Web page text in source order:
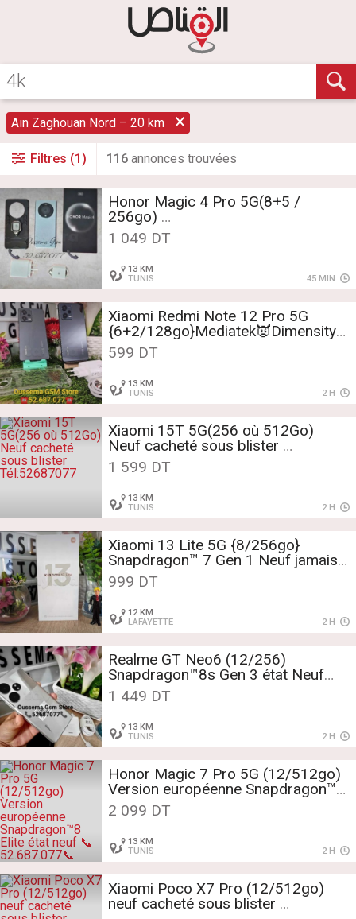
Ain Zaghouan Nord – 20 km
Filtres (1) 116 annonces trouvées
Honor Magic 4 Pro 5G(8+5 /
256go)
Qualcomm®Snapdragon™8 Gen 1
état neuf
Tél:52.687.077📞
1 049 DT
13 KM
TUNIS
45 MIN
Xiaomi Redmi Note 12 Pro 5G
{6+2/128go}Mediatek👿Dimensity
1080 neuf cacheté
Tél:52687077📞
599 DT
13 KM
TUNIS
2 H
Xiaomi 15T 5G(256 où 512Go)
Neuf cacheté sous blister
Tél:52687077
1 599 DT
13 KM
TUNIS
2 H
Xiaomi 13 Lite 5G {8/256go}
Snapdragon™ 7 Gen 1 Neuf jamais
servie
Tèl:52687077
999 DT
12 KM
LAFAYETTE
2 H
Realme GT Neo6 (12/256)
Snapdragon™8s Gen 3 état Neuf
Tél:52687077
1 449 DT
13 KM
TUNIS
2 H
Honor Magic 7 Pro 5G (12/512go)
Version européenne Snapdragon™8
Elite état neuf
📞52.687.077📞
2 099 DT
13 KM
TUNIS
2 H
Xiaomi Poco X7 Pro (12/512go)
neuf cacheté sous blister